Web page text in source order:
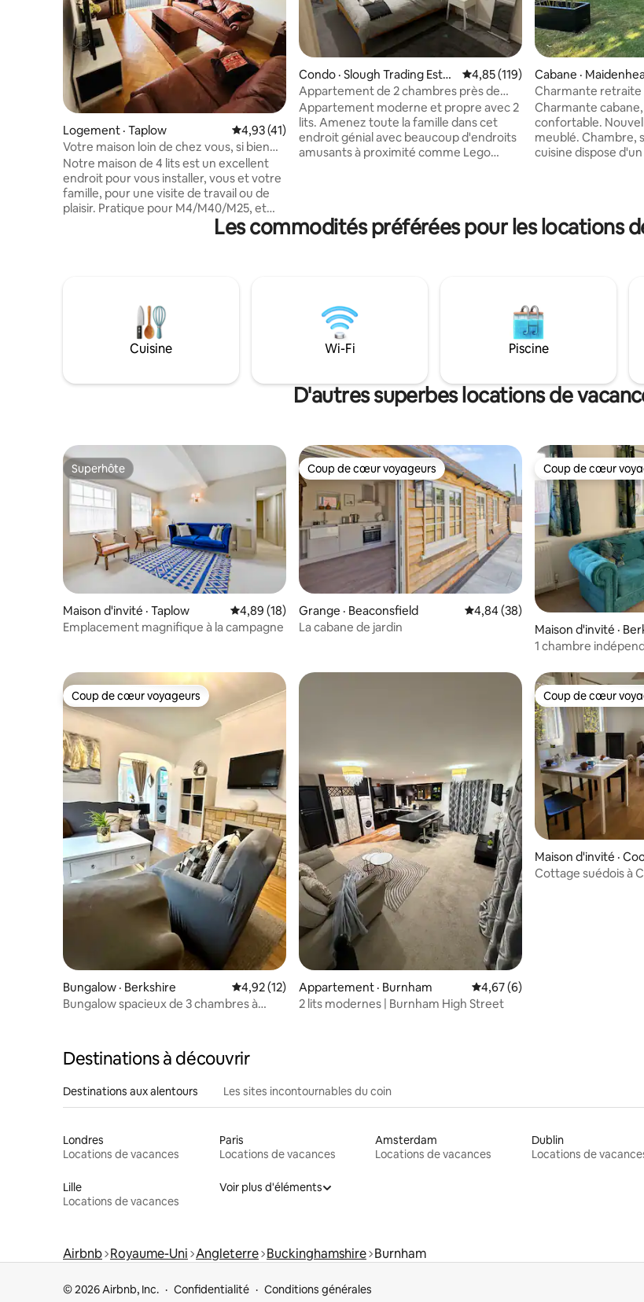
Logement · Taplow Note moyenne de 4,93 sur 5, 41 commentaires
4,93 (41)
Votre maison loin de chez vous, si bien
située
Notre maison de 4 lits est un excellent
endroit pour vous installer, vous et votre
famille, pour une visite de travail ou de
plaisir. Pratique pour M4/M40/M25, et
pour les sites touristiques locaux comme
Windsor, Dorney Lake (site olympique
meublée pour soutenir une visite de
travail ou de vacances. Parking pour 3-
4 voitures, et un joli jardin dans la cour
permettant de dîner à l'extérieur, et un
ou les poussettes.
Condo · Slough Trading Estat
e
Note moyenne de 4,85 sur 5,
4,85 (119)
Appartement de 2 chambres près de
Legoland !
Appartement moderne et propre avec 2
lits. Amenez toute la famille dans cet
endroit génial avec beaucoup d'endroits
amusants à proximité comme Lego
lit King Size, la 2e chambre a un lit double.
Peut accueillir 4 personnes mais il y a un
places de parking gratuites dans la rue
autour et en face
Cabane ·
Charmante retraite
dans un jardin
Charmante
confortable.
meublé. Chambre,
cuisine dispose
Jardin calme et privé
Bray Michelin
proximité. Pour un maximum de 2
invités. Ne convient
Les commodités préférées pour les locations
Cuisine Wi-Fi Piscine
D'autres superbes locations de
Superhôte
Superhôte
Maison d'invité · Taplow Note moyenne de 4,89 sur 5, 18 commentaires
4,89 (18)
Emplacement magnifique à la campagne
Coup de cœur voyageurs
Coup de cœur voyageurs
Grange · Beaconsfield Note moyenne de 4,84 sur 5,
4,84 (38)
La cabane de jardin
Coup de cœur
Coup de cœur
Maison d'invité ·
1 chambre
Coup de cœur voyageurs
Coup de cœur voyageurs
Bungalow · Berkshire Note moyenne de 4,92 sur 5, 12 commentaires
4,92 (12)
Bungalow spacieux de 3 chambres à
Appartement · Burnham Note moyenne de 4,67 sur 5, 6
4,67 (6)
2 lits modernes | Burnham High Street
Coup de cœur
Coup de cœur
Maison d'invité ·
Cottage suédois à
Destinations à découvrir
Destinations aux alentours Les sites incontournables du coin
Londres
Locations de vacances
Paris
Locations de vacances
Amsterdam
Locations de vacances
Dublin
Locations de
Lille
Locations de vacances
Voir plus d'éléments
Airbnb Royaume-Uni Angleterre Buckinghamshire Burnham
© 2026 Airbnb, Inc. Confidentialité Conditions générales